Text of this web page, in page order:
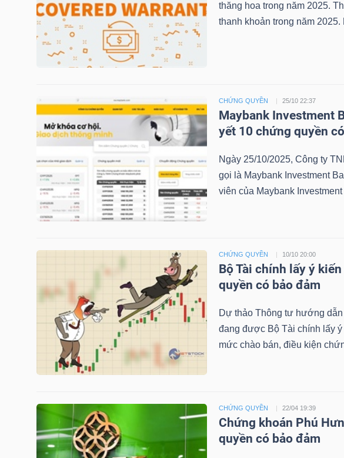
thăng hoa trong năm 2025.
thanh khoản trong năm 2025.
CHỨNG QUYỀN 25/10 22:37
Maybank Investment
yết 10 chứng quyền
Ngày 25/10/2025, Công ty
gọi là Maybank Investment
viên của Maybank
CHỨNG QUYỀN 10/10 20:00
Bộ Tài chính lấy ý
quyền có bảo đảm
Dự thảo Thông tư hướng
đang được Bộ Tài chính lấy
mức chào bán, điều kiện
CHỨNG QUYỀN 22/04 19:39
Chứng khoán Phú
quyền có bảo đảm
NGÀNH
CÔNG